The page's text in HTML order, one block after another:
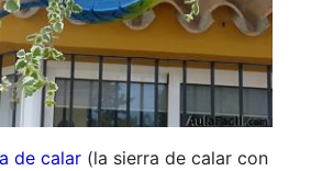
de calar (la sierra de calar con